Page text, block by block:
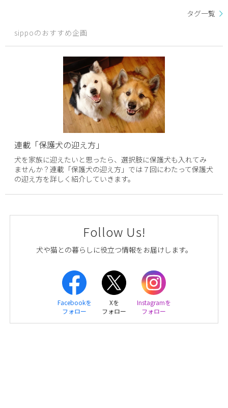
タグ一覧
sippoのおすすめ企画
連載「保護犬の迎え方」
犬を家族に迎えたいと思ったら、選択肢に保護犬も入れてみ
ませんか？連載「保護犬の迎え方」では７回にわたって保護犬
の迎え方を詳しく紹介していきます。
Follow Us!
犬や猫との暮らしに役立つ情報をお届けします。
Facebookを
フォロー
Xを
フォロー
Instagramを
フォロー